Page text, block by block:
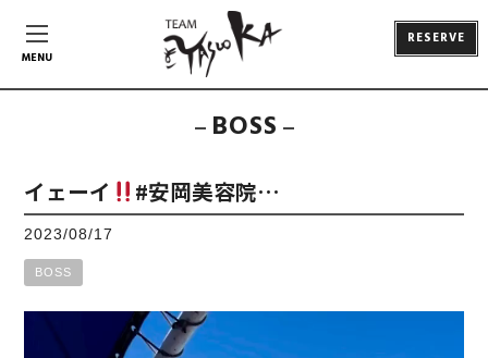
MENU
RESERVE
BOSS
イェーイ #安岡美容院…
2023/08/17
BOSS